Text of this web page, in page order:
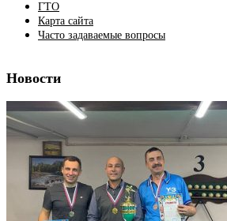
ГТО
Карта сайта
Часто задаваемые вопросы
Новости